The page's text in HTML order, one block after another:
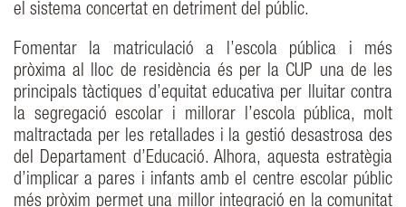
el sistema concertat en detriment del públic.
Fomentar la matriculació a l’escola pública i més
pròxima al lloc de residència és per la CUP una de les
principals tàctiques d’equitat educativa per lluitar contra
la segregació escolar i millorar l’escola pública, molt
maltractada per les retallades i la gestió desastrosa des
del Departament d’Educació. Alhora, aquesta estratègia
d’implicar a pares i infants amb el centre escolar públic
més pròxim permet una millor integració en la comunitat